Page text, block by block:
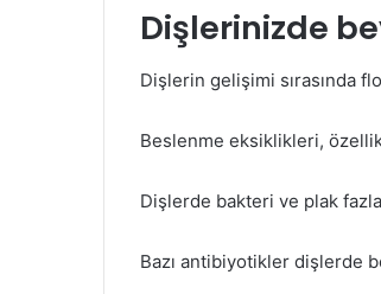
Dişlerinizde
Dişlerin gelişimi sırasında
Beslenme eksiklikleri,
Dişlerde bakteri ve plak
Bazı antibiyotikler dişlerde